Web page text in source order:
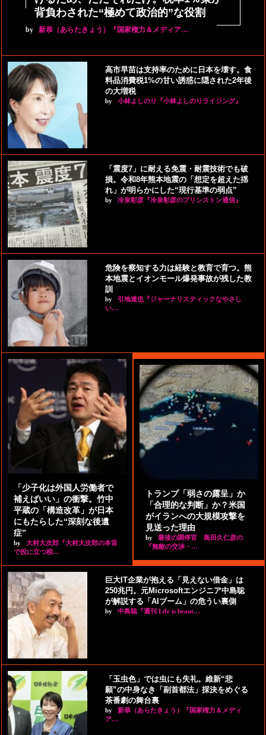
背負わされた“極めて政治的”な役割
by 新恭（あらたきょう）『国家権力＆メディア…
高市早苗は支持率のために日本を壊す。食
料品消費税1%の甘い誘惑に隠された2年後
の大増税
by 小林よしのり『小林よしのりライジング』
「震度7」に耐える免震・耐震技術でも破
損。令和8年熊本地震の「想定を超えた揺
れ」が明らかにした“現行基準の弱点”
by 冷泉彰彦『冷泉彰彦のプリンストン通信』
危険を察知する力は経験と教育で育つ。熊
本地震とイオンモール爆発事故が残した教
訓
by
引地達也『ジャーナリスティックなやさし
い…
「少子化は外国人労働者で
補えばいい」の衝撃。竹中
平蔵の「構造改革」が日本
にもたらした“深刻な後遺
症”
by
大村大次郎『大村大次郎の本音
で役に立つ税…
トランプ「弱さの露呈」か
「合理的な判断」か？米国
がイランへの大規模攻撃を
見送った理由
by
最後の調停官 島田久仁彦の
『無敵の交渉・…
巨大IT企業が抱える「見えない借金」は
250兆円。元Microsoftエンジニア中島聡
が解説する「AIブーム」の危うい裏側
by 中島聡『週刊 Life is beaut…
「玉虫色」では虫にも失礼。維新“悲
願”の中身なき「副首都法」採決をめぐる
茶番劇の舞台裏
by
新恭（あらたきょう）『国家権力＆メディ
ア…